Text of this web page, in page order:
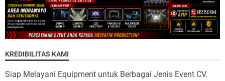
KREDIBILITAS KAMI
Siap Melayani Equipment untuk Berbagai Jenis Event CV.